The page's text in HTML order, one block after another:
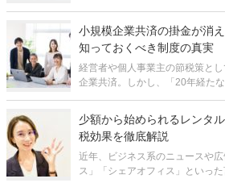
「2年目の悲劇」は、住民税の仕
がありません。住民税は前年の所
小規模企業共済の掛金が消
知っておくべき制度の真実
経営者や個人事業主の節税策と
企業共済。しかし、「20年経た
た理由で加入を見送っている方
加入しているにもかかわらず、制
少額から始められるレンタ
税効果を徹底解説
近年、ビジネス系のニュースや
ス」「シェアオフィス」といっ